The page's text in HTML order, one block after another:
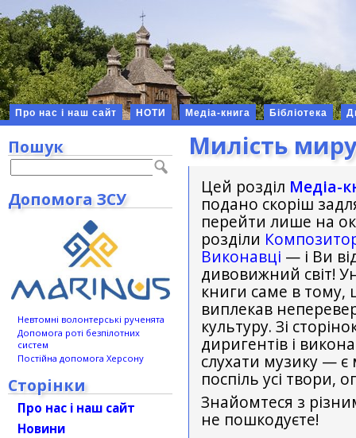
Про нас і наш сайт НОТИ Медіа-книга Бібліотека
Милість
Цей розділ Медіа-
подано скоріш
перейти лише на
розділи
Виконавці — і Ви
дивовижний світ!
книги саме в тому,
виплекав
культуру. Зі
диригентів і
слухати музику — є
поспіль усі твори,
Знайомтеся з
не пошкодуєте!
Пошук
Допомога ЗСУ
Невтомні волонтерські рученята
Допомога роті безпілотних
систем
Постійна допомога Херсону
Сторінки
Про нас і наш сайт
Новини